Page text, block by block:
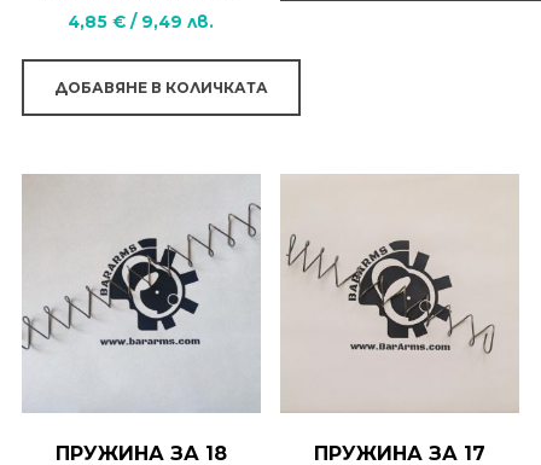
4,85€ / 9,49лв.
ДОБАВЯНЕ В КОЛИЧКАТА
ПРУЖИНА ЗА 18
ПРУЖИНА ЗА 17